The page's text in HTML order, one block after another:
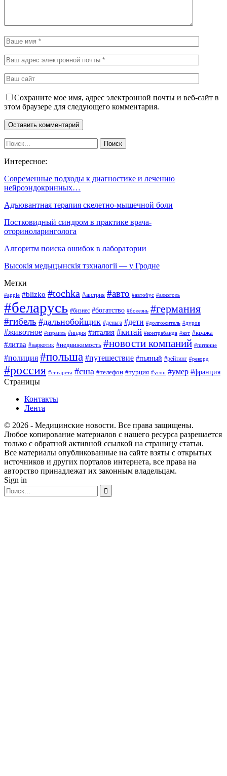
Сохраните мое имя, адрес электронной почты и веб-сайт в
этом браузере для следующего комментария.
Интересное:
Современные подходы к диагностике и лечению
нейроэндокринных…
Адъювантная терапия скелетно-мышечной боли
Постковидный синдром в практике врача-
оториноларинголога
Алгоритм поиска ошибок в лаборатории
Высокія медыцынскія тэхналогіі — у Гродне
Метки
#apple #blizko #tochka #австрия #авто #автобус #алкоголь
#беларусь #бизнес #богатство #болезнь #германия
#гибель #дальнобойщик #деньга #дети #долгожитель #дуров
#животное #израиль #индия #италия #китай #контрабанда #кот #кража
#литва #наркотик #недвижимость #новости компаний #питание
#полиция #польша #путешествие #пьяный #рейтинг #рекорд
#россия #сигарета #сша #телефон #турция #угон #умер #франция
Страницы
Контакты
Лента
© 2026 - Медицинские новости. Все права защищены.
Любое копирование материалов с нашего ресурса разрешается
только с обратной активной ссылкой на страницу статьи.
Все материалы опубликованные на сайте взяты с открытых
источников и других порталов интернета, все права на
авторство принадлежат их законным владельцам.
Sign in